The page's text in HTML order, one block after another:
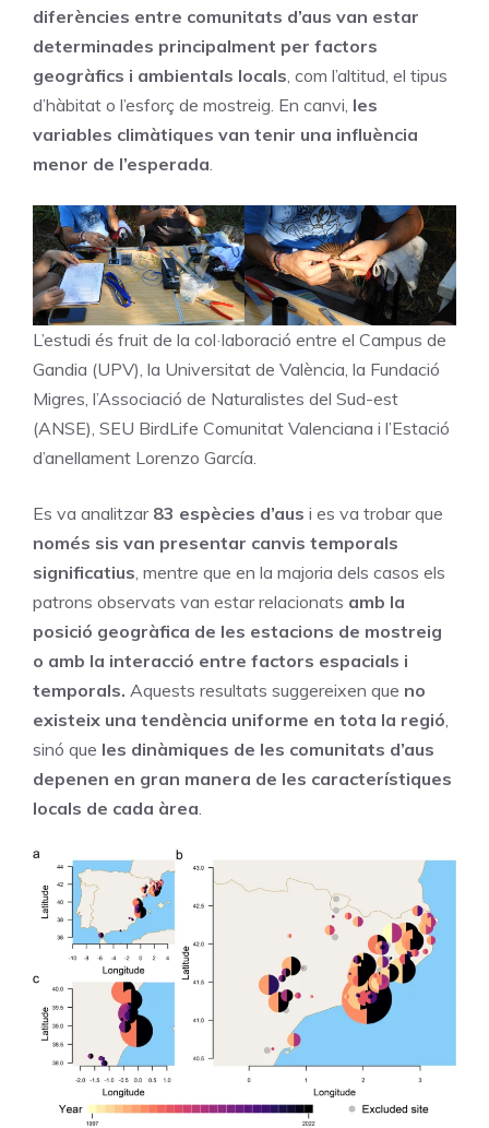
diferències entre comunitats d’aus van estar
determinades principalment per factors
geogràfics i ambientals locals, com l’altitud, el tipus
d’hàbitat o l’esforç de mostreig. En canvi, les
variables climàtiques van tenir una influència
menor de l’esperada.
L’estudi és fruit de la col·laboració entre el Campus de
Gandia (UPV), la Universitat de València, la Fundació
Migres, l’Associació de Naturalistes del Sud-est
(ANSE), SEU BirdLife Comunitat Valenciana i l’Estació
d’anellament Lorenzo García.
Es va analitzar 83 espècies d’aus i es va trobar que
només sis van presentar canvis temporals
significatius , mentre que en la majoria dels casos els
patrons observats van estar relacionats amb la
posició geogràfica de les estacions de mostreig
o amb la interacció entre factors espacials i
temporals. Aquests resultats suggereixen que no
existeix una tendència uniforme en tota la regió
sinó que les dinàmiques de les comunitats d’aus
depenen en gran manera de les característiques
locals de cada àrea